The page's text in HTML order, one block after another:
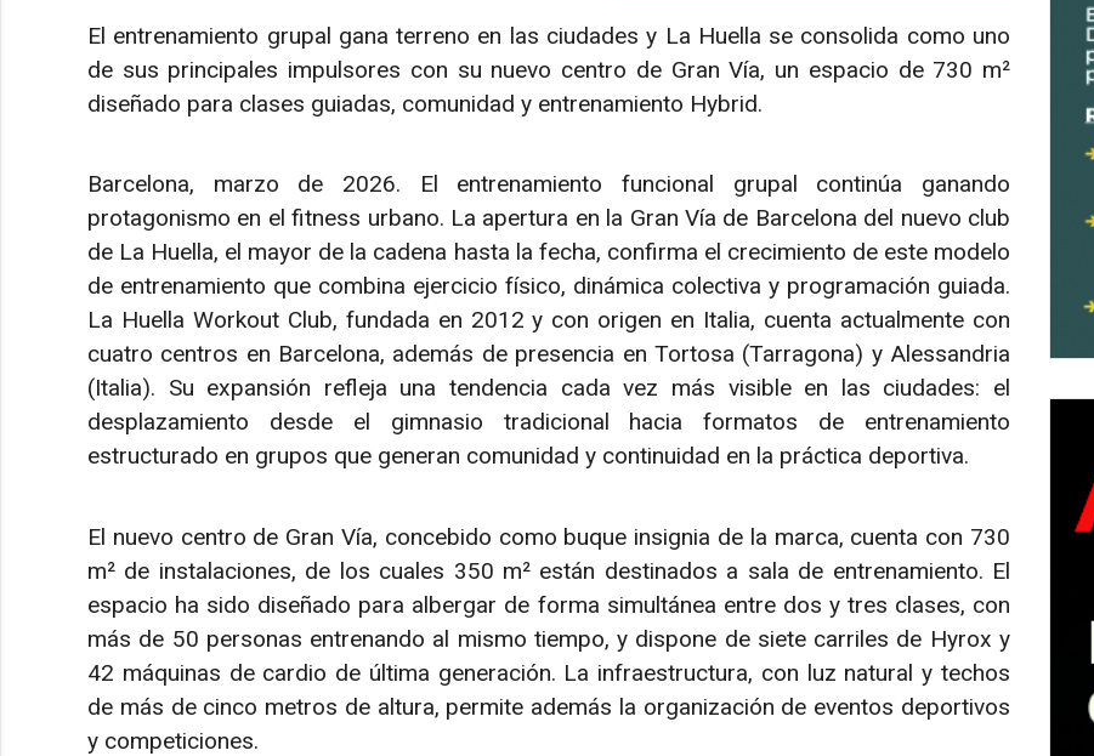
El entrenamiento grupal gana terreno en las ciudades y La Huella se consolida como uno
de sus principales impulsores con su nuevo centro de Gran Vía, un espacio de 730 m²
diseñado para clases guiadas, comunidad y entrenamiento Hybrid.
Barcelona, marzo de 2026. El entrenamiento funcional grupal continúa ganando
protagonismo en el fitness urbano. La apertura en la Gran Vía de Barcelona del nuevo club
de La Huella, el mayor de la cadena hasta la fecha, confirma el crecimiento de este modelo
de entrenamiento que combina ejercicio físico, dinámica colectiva y programación guiada.
La Huella Workout Club, fundada en 2012 y con origen en Italia, cuenta actualmente con
cuatro centros en Barcelona, además de presencia en Tortosa (Tarragona) y Alessandria
(Italia). Su expansión refleja una tendencia cada vez más visible en las ciudades: el
desplazamiento desde el gimnasio tradicional hacia formatos de entrenamiento
estructurado en grupos que generan comunidad y continuidad en la práctica deportiva.
El nuevo centro de Gran Vía, concebido como buque insignia de la marca, cuenta con 730
m² de instalaciones, de los cuales 350 m² están destinados a sala de entrenamiento. El
espacio ha sido diseñado para albergar de forma simultánea entre dos y tres clases, con
más de 50 personas entrenando al mismo tiempo, y dispone de siete carriles de Hyrox y
42 máquinas de cardio de última generación. La infraestructura, con luz natural y techos
de más de cinco metros de altura, permite además la organización de eventos deportivos
y competiciones.